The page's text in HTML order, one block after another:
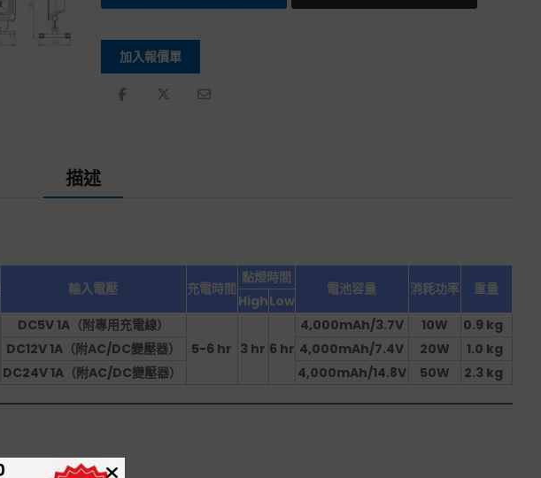
加入報價單
描述
輸入電壓 充電時間
點燈時間
電池容量 消耗功率 重量
HighLow
DC5V 1A（附專用充電線）
5-6 hr 3 hr 6 hr
4,000mAh/3.7V 10W
0.9 kg
DC12V 1A（附AC/DC變壓器） 4,000mAh/7.4V 20W
1.0 kg
DC24V 1A（附AC/DC變壓器） 4,000mAh/14.8V 50W 2.3 kg